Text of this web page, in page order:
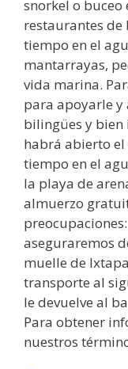
snorkel o
restaurantes de
tiempo en el
mantarrayas,
vida marina.
para apoyarle y
bilingües y bien
habrá abierto
tiempo en el
la playa de
almuerzo
aseguraremos
muelle de
transporte al
le devuelve al
Para obtener
nuestros